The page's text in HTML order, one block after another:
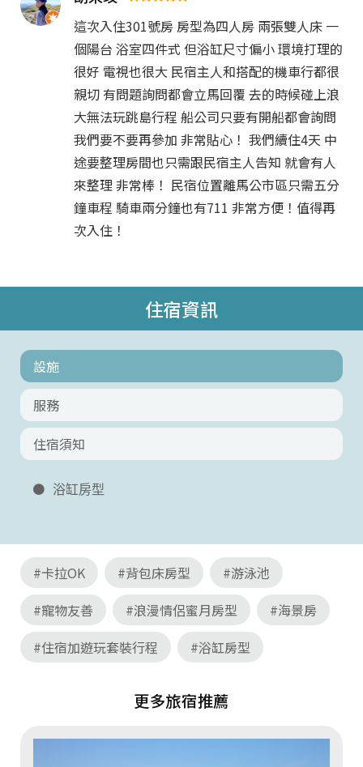
這次入住301號房 房型為四人房 兩張雙人床 一
個陽台 浴室四件式 但浴缸尺寸偏小 環境打理的
很好 電視也很大 民宿主人和搭配的機車行都很
親切 有問題詢問都會立馬回覆 去的時候碰上浪
大無法玩跳島行程 船公司只要有開船都會詢問
我們要不要再參加 非常貼心！ 我們續住4天 中
途要整理房間也只需跟民宿主人告知 就會有人
來整理 非常棒！ 民宿位置離馬公市區只需五分
鐘車程 騎車兩分鐘也有711 非常方便！值得再
次入住！
住宿資訊
設施
服務
住宿須知
浴缸房型
#卡拉OK #背包床房型
#游泳池
#寵物友善
#浪漫情侶蜜月房型
#海景房
#住宿加遊玩套裝行程
#浴缸房型
更多旅宿推薦